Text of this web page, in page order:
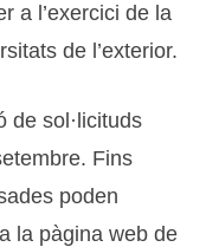
a l’exercici de la
de l’exterior.
de sol·licituds
Fins
poden
a la pàgina web de